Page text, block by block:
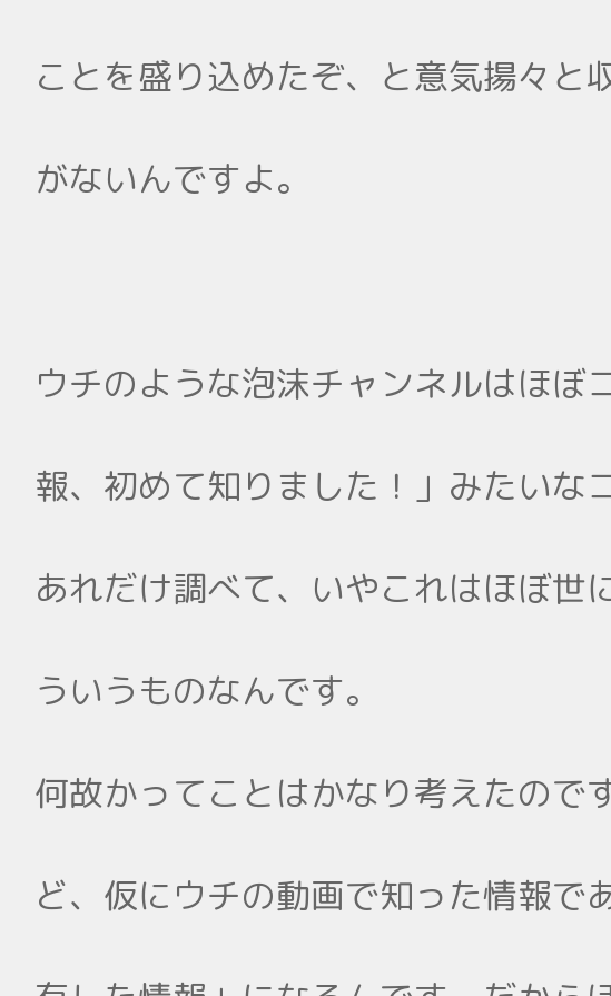
ことを盛り込めたぞ、と意気揚々と
がないんですよ。
ウチのような泡沫チャンネルはほぼ
報、初めて知りました！」みたいな
あれだけ調べて、いやこれはほぼ世
ういうものなんです。
何故かってことはかなり考えたので
ど、仮にウチの動画で知った情報で